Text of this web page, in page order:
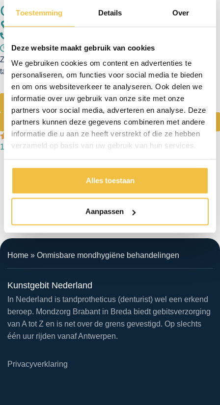
Toestemming Details Over
Deze website maakt gebruik van cookies
We gebruiken cookies om content en advertenties te
personaliseren, om functies voor social media te bieden
en om ons websiteverkeer te analyseren. Ook delen we
informatie over uw gebruik van onze site met onze
partners voor social media, adverteren en analyse. Deze
partners kunnen deze gegevens combineren met andere
informatie die u aan ze heeft verstrekt of die ze hebben
verzameld op basis van uw gebruik van hun services.
Alles toestaan
Aanpassen
Graag meer informatie?
Dr Struyckenplein 67 - 68 4812 TA Breda (Nederland)
Ma t/m vr: 09:00 - 17:00 uur Za: 10:00 - 16:00 uur
Zaterdag alléén voor reparatie van uw kunstgebit bij ons
tandtechnisch lab aan het Dr Struyckenplein 61
Maak een afspraak
Bel direct
1.000+ patiënten gingen u voor
Home » Onmisbare mondhygiëne behandelingen
Kunstgebit Nederland
In Nederland is tandprotheticus (denturist) wel een erkend
beroep. Mondzorg Brabant in Breda biedt gebitsverzorging
van A tot Z en is net over de grens gevestigd. Op slechts
één uur rijden vanaf Antwerpen.
Privacyverklaring